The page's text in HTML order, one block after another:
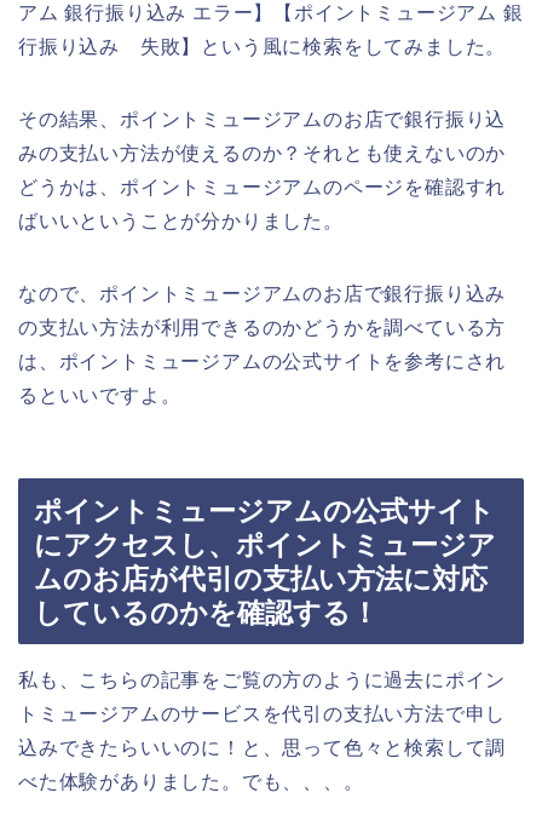
アム 銀行振り込み エラー】【ポイントミュージアム 銀
行振り込み 失敗】という風に検索をしてみました。
その結果、ポイントミュージアムのお店で銀行振り込
みの支払い方法が使えるのか？それとも使えないのか
どうかは、ポイントミュージアムのページを確認すれ
ばいいということが分かりました。
なので、ポイントミュージアムのお店で銀行振り込み
の支払い方法が利用できるのかどうかを調べている方
は、ポイントミュージアムの公式サイトを参考にされ
るといいですよ。
ポイントミュージアムの公式サイト
にアクセスし、ポイントミュージア
ムのお店が代引の支払い方法に対応
しているのかを確認する！
私も、こちらの記事をご覧の方のように過去にポイン
トミュージアムのサービスを代引の支払い方法で申し
込みできたらいいのに！と、思って色々と検索して調
べた体験がありました。でも、、、。